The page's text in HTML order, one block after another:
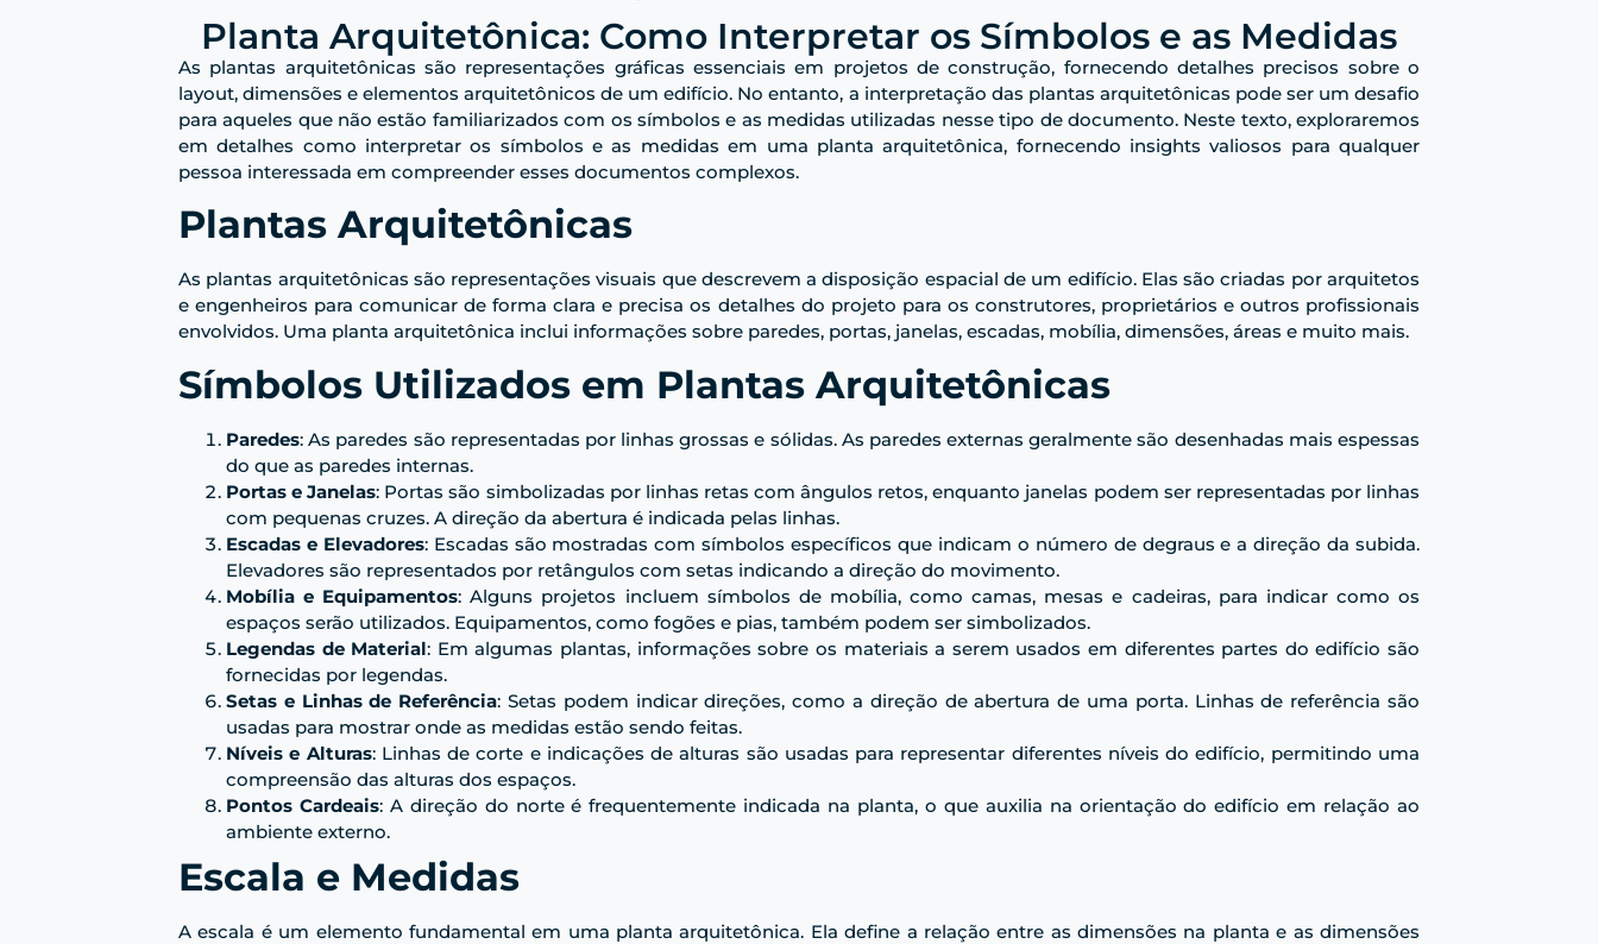
Planta Arquitetônica: Como Interpretar os Símbolos e as Medidas
As plantas arquitetônicas são representações gráficas essenciais em projetos de construção, fornecendo detalhes precisos sobre o
layout, dimensões e elementos arquitetônicos de um edifício. No entanto, a interpretação das plantas arquitetônicas pode ser um desafio
para aqueles que não estão familiarizados com os símbolos e as medidas utilizadas nesse tipo de documento. Neste texto, exploraremos
em detalhes como interpretar os símbolos e as medidas em uma planta arquitetônica, fornecendo insights valiosos para qualquer
pessoa interessada em compreender esses documentos complexos.
Plantas Arquitetônicas
As plantas arquitetônicas são representações visuais que descrevem a disposição espacial de um edifício. Elas são criadas por arquitetos
e engenheiros para comunicar de forma clara e precisa os detalhes do projeto para os construtores, proprietários e outros profissionais
envolvidos. Uma planta arquitetônica inclui informações sobre paredes, portas, janelas, escadas, mobília, dimensões, áreas e muito mais.
Símbolos Utilizados em Plantas Arquitetônicas
Paredes: As paredes são representadas por linhas grossas e sólidas. As paredes externas geralmente são desenhadas mais espessas
do que as paredes internas.
Portas e Janelas: Portas são simbolizadas por linhas retas com ângulos retos, enquanto janelas podem ser representadas por linhas
com pequenas cruzes. A direção da abertura é indicada pelas linhas.
Escadas e Elevadores: Escadas são mostradas com símbolos específicos que indicam o número de degraus e a direção da subida.
Elevadores são representados por retângulos com setas indicando a direção do movimento.
Mobília e Equipamentos: Alguns projetos incluem símbolos de mobília, como camas, mesas e cadeiras, para indicar como os
espaços serão utilizados. Equipamentos, como fogões e pias, também podem ser simbolizados.
Legendas de Material: Em algumas plantas, informações sobre os materiais a serem usados em diferentes partes do edifício são
fornecidas por legendas.
Setas e Linhas de Referência: Setas podem indicar direções, como a direção de abertura de uma porta. Linhas de referência são
usadas para mostrar onde as medidas estão sendo feitas.
Níveis e Alturas: Linhas de corte e indicações de alturas são usadas para representar diferentes níveis do edifício, permitindo uma
compreensão das alturas dos espaços.
Pontos Cardeais: A direção do norte é frequentemente indicada na planta, o que auxilia na orientação do edifício em relação ao
ambiente externo.
Escala e Medidas
A escala é um elemento fundamental em uma planta arquitetônica. Ela define a relação entre as dimensões na planta e as dimensões